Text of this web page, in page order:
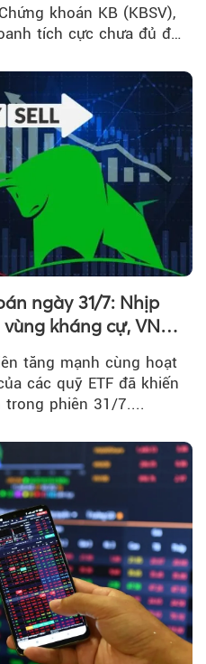
khoán KB (KBSV),
tích cực chưa đủ để
ngày 31/7: Nhịp
kháng cự, VN
trong phiên cuối...
tăng mạnh cùng hoạt
các quỹ ETF đã khiến
trong phiên 31/7....